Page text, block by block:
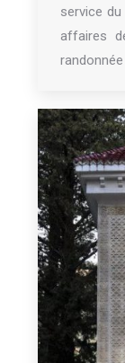
service
affaires